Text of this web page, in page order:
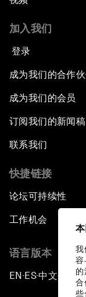
我
容
的
合
些
加入我们
登录
成为我们的合作
成为我们的会员
订阅我们的新闻稿
联系我们
快捷链接
论坛可持续性
工作机会
语言版本
EN ▪ES▪中文▪ 日本